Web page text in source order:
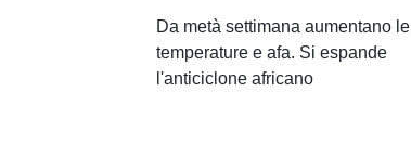
Da metà settimana aumentano le
temperature e afa. Si espande
l'anticiclone africano